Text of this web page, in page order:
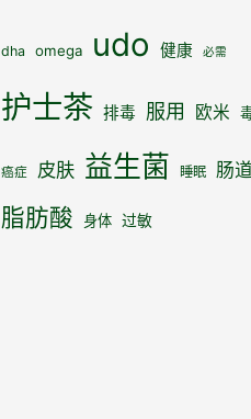
dha omega udo 健康 必需
护士茶 排毒 服用 欧米
癌症 皮肤 益生菌 睡眠 肠道
脂肪酸 身体 过敏